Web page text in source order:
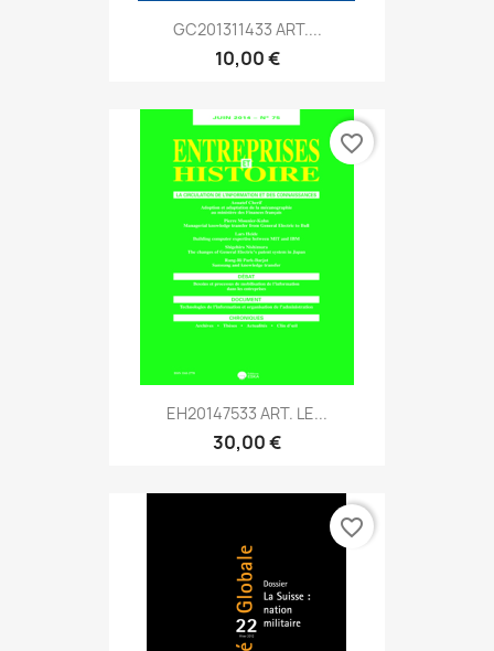
GC201311433 ART....
10,00 €
EH20147533 ART. LE...
30,00 €
favorite_border
favorite_border